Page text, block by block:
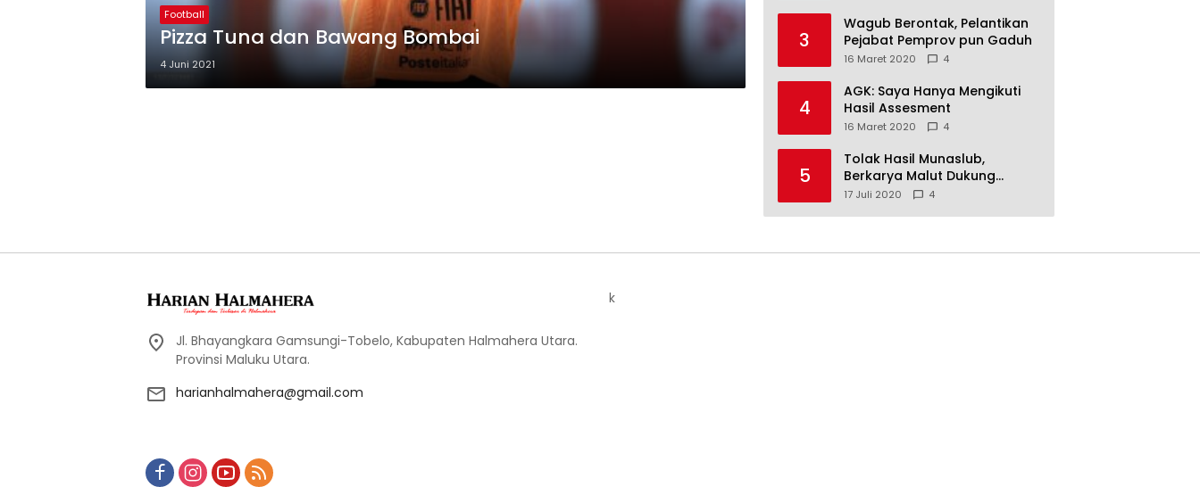
Football
Pizza Tuna dan Bawang Bombai
4 Juni 2021
3
Wagub Berontak, Pelantikan
Pejabat Pemprov pun Gaduh
16 Maret 2020 4
4
AGK: Saya Hanya Mengikuti
Hasil Assesment
16 Maret 2020 4
5
Tolak Hasil Munaslub,
Berkarya Malut Dukung
Tommy Soeharto
17 Juli 2020 4
Jl. Bhayangkara Gamsungi-Tobelo, Kabupaten Halmahera Utara.
Provinsi Maluku Utara.
harianhalmahera@gmail.com
k